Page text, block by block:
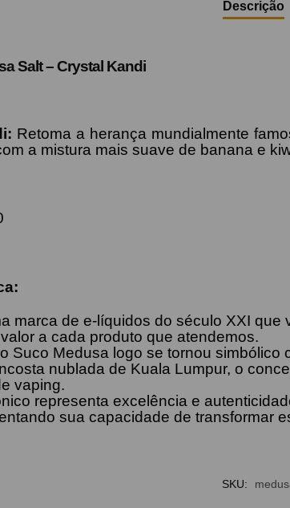
Descrição
Salt – Crystal Kandi
: Retoma a herança mundialmente
a mistura mais suave de banana e
marca de e-líquidos do século XXI
a cada produto que atendemos.
Suco Medusa logo se tornou
nublada de Kuala Lumpur, o
vaping.
representa excelência e
sua capacidade de transformar
SKU: